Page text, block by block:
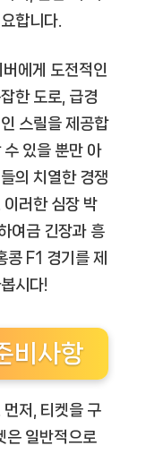
합니다.
에게 도전적인
한 도로, 급경
스릴을 제공합
수 있을 뿐만 아
의 치열한 경쟁
이러한 심장 박
여금 긴장과 흥
콩 F1 경기를 제
시다!
비사항
저, 티켓을 구
은 일반적으로